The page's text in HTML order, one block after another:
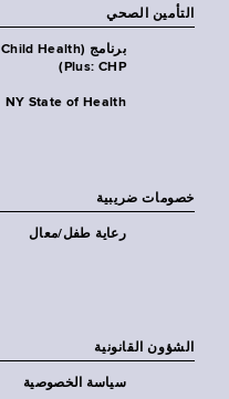
التأمين الصحي
برنامج (Child Health
Plus: CHP)
NY State of Health
خصومات ضريبية
رعاية طفل/معال
الشؤون القانونية
سياسة الخصوصية